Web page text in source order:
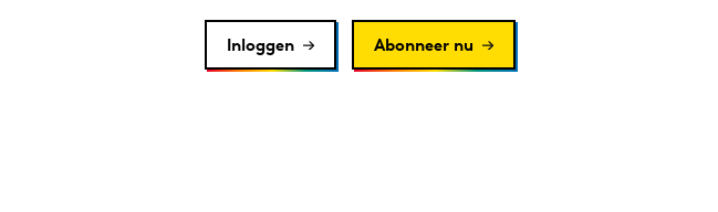
Inloggen Abonneer nu